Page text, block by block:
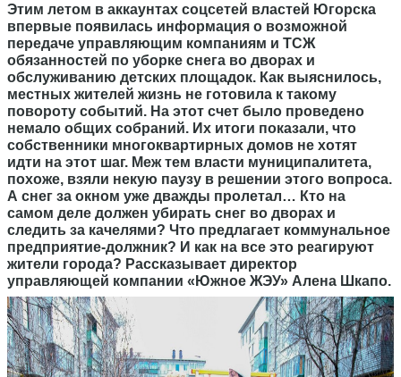
Этим летом в аккаунтах соцсетей властей Югорска
впервые появилась информация о возможной
передаче управляющим компаниям и ТСЖ
обязанностей по уборке снега во дворах и
обслуживанию детских площадок. Как выяснилось,
местных жителей жизнь не готовила к такому
повороту событий. На этот счет было проведено
немало общих собраний. Их итоги показали, что
собственники многоквартирных домов не хотят
идти на этот шаг. Меж тем власти муниципалитета,
похоже, взяли некую паузу в решении этого вопроса.
А снег за окном уже дважды пролетал… Кто на
самом деле должен убирать снег во дворах и
следить за качелями? Что предлагает коммунальное
предприятие-должник? И как на все это реагируют
жители города? Рассказывает директор
управляющей компании «Южное ЖЭУ» Алена Шкапо.